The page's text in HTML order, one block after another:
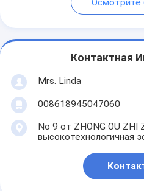
Осмотрите
Контактная
Mrs. Linda
008618945047060
No 9 от ZHONG OU ZHI
высокотехнологичная